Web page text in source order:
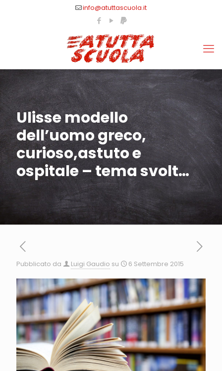
info@atuttascuola.it
Ulisse modello
dell’uomo greco,
curioso,astuto e
ospitale – tema svolt…
Pubblicato da Luigi Gaudio su 6 Settembre 2015